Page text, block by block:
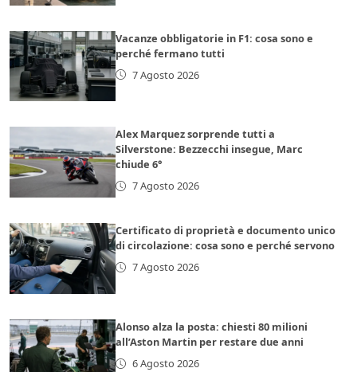
Vacanze obbligatorie in F1: cosa sono e
perché fermano tutti
7 Agosto 2026
Alex Marquez sorprende tutti a
Silverstone: Bezzecchi insegue, Marc
chiude 6°
7 Agosto 2026
Certificato di proprietà e documento unico
di circolazione: cosa sono e perché servono
7 Agosto 2026
Alonso alza la posta: chiesti 80 milioni
all’Aston Martin per restare due anni
6 Agosto 2026